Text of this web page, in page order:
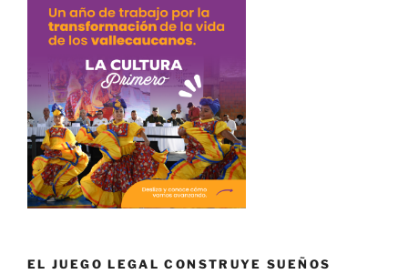
EL JUEGO LEGAL CONSTRUYE SUEÑOS